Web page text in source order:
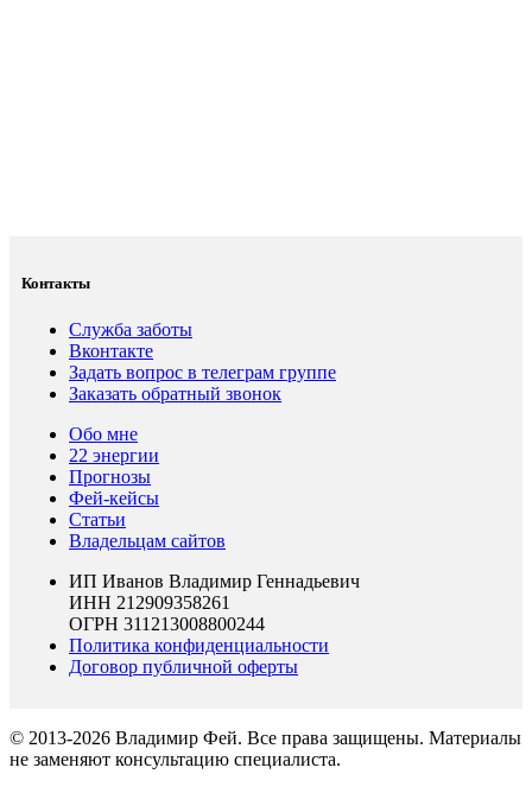
Контакты
Служба заботы
Вконтакте
Задать вопрос в телеграм группе
Заказать обратный звонок
Обо мне
22 энергии
Прогнозы
Фей-кейсы
Статьи
Владельцам сайтов
ИП Иванов Владимир Геннадьевич
ИНН 212909358261
ОГРН 311213008800244
Политика конфиденциальности
Договор публичной оферты
© 2013-2026 Владимир Фей. Все права защищены. Материалы
не заменяют консультацию специалиста.